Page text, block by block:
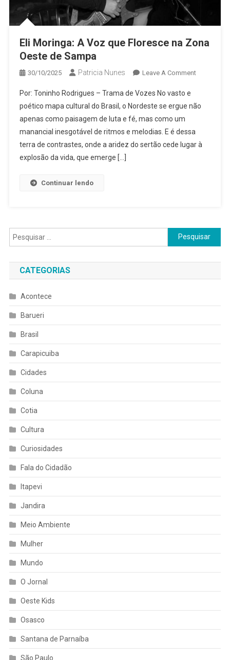
Eli Moringa: A Voz que Floresce na Zona
Oeste de Sampa
30/10/2025 Patricia Nunes Leave A CommentOn
A
Floresce
Por: Toninho Rodrigues – Trama de Vozes No vasto e
poético mapa cultural do Brasil, o Nordeste se ergue não
apenas como paisagem de luta e fé, mas como um
manancial inesgotável de ritmos e melodias. E é dessa
terra de contrastes, onde a aridez do sertão cede lugar à
explosão da vida, que emerge […]
Continuar lendo
Pesquisar
por:
CATEGORIAS
Acontece
Barueri
Brasil
Carapicuiba
Cidades
Coluna
Cotia
Cultura
Curiosidades
Fala do Cidadão
Itapevi
Jandira
Meio Ambiente
Mulher
Mundo
O Jornal
Oeste Kids
Osasco
Santana de Parnaíba
São Paulo